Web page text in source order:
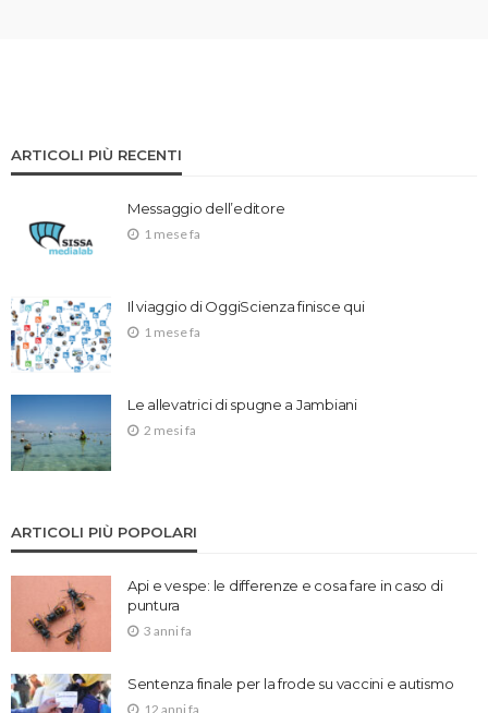
ARTICOLI PIÙ RECENTI
Messaggio dell’editore
1 mese fa
Il viaggio di OggiScienza finisce qui
1 mese fa
Le allevatrici di spugne a Jambiani
2 mesi fa
ARTICOLI PIÙ POPOLARI
Api e vespe: le differenze e cosa fare in caso di
puntura
3 anni fa
Sentenza finale per la frode su vaccini e autismo
12 anni fa